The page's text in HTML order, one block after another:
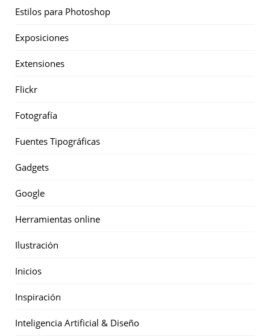
Estilos para Photoshop
Exposiciones
Extensiones
Flickr
Fotografía
Fuentes Tipográficas
Gadgets
Google
Herramientas online
Ilustración
Inicios
Inspiración
Inteligencia Artificial & Diseño